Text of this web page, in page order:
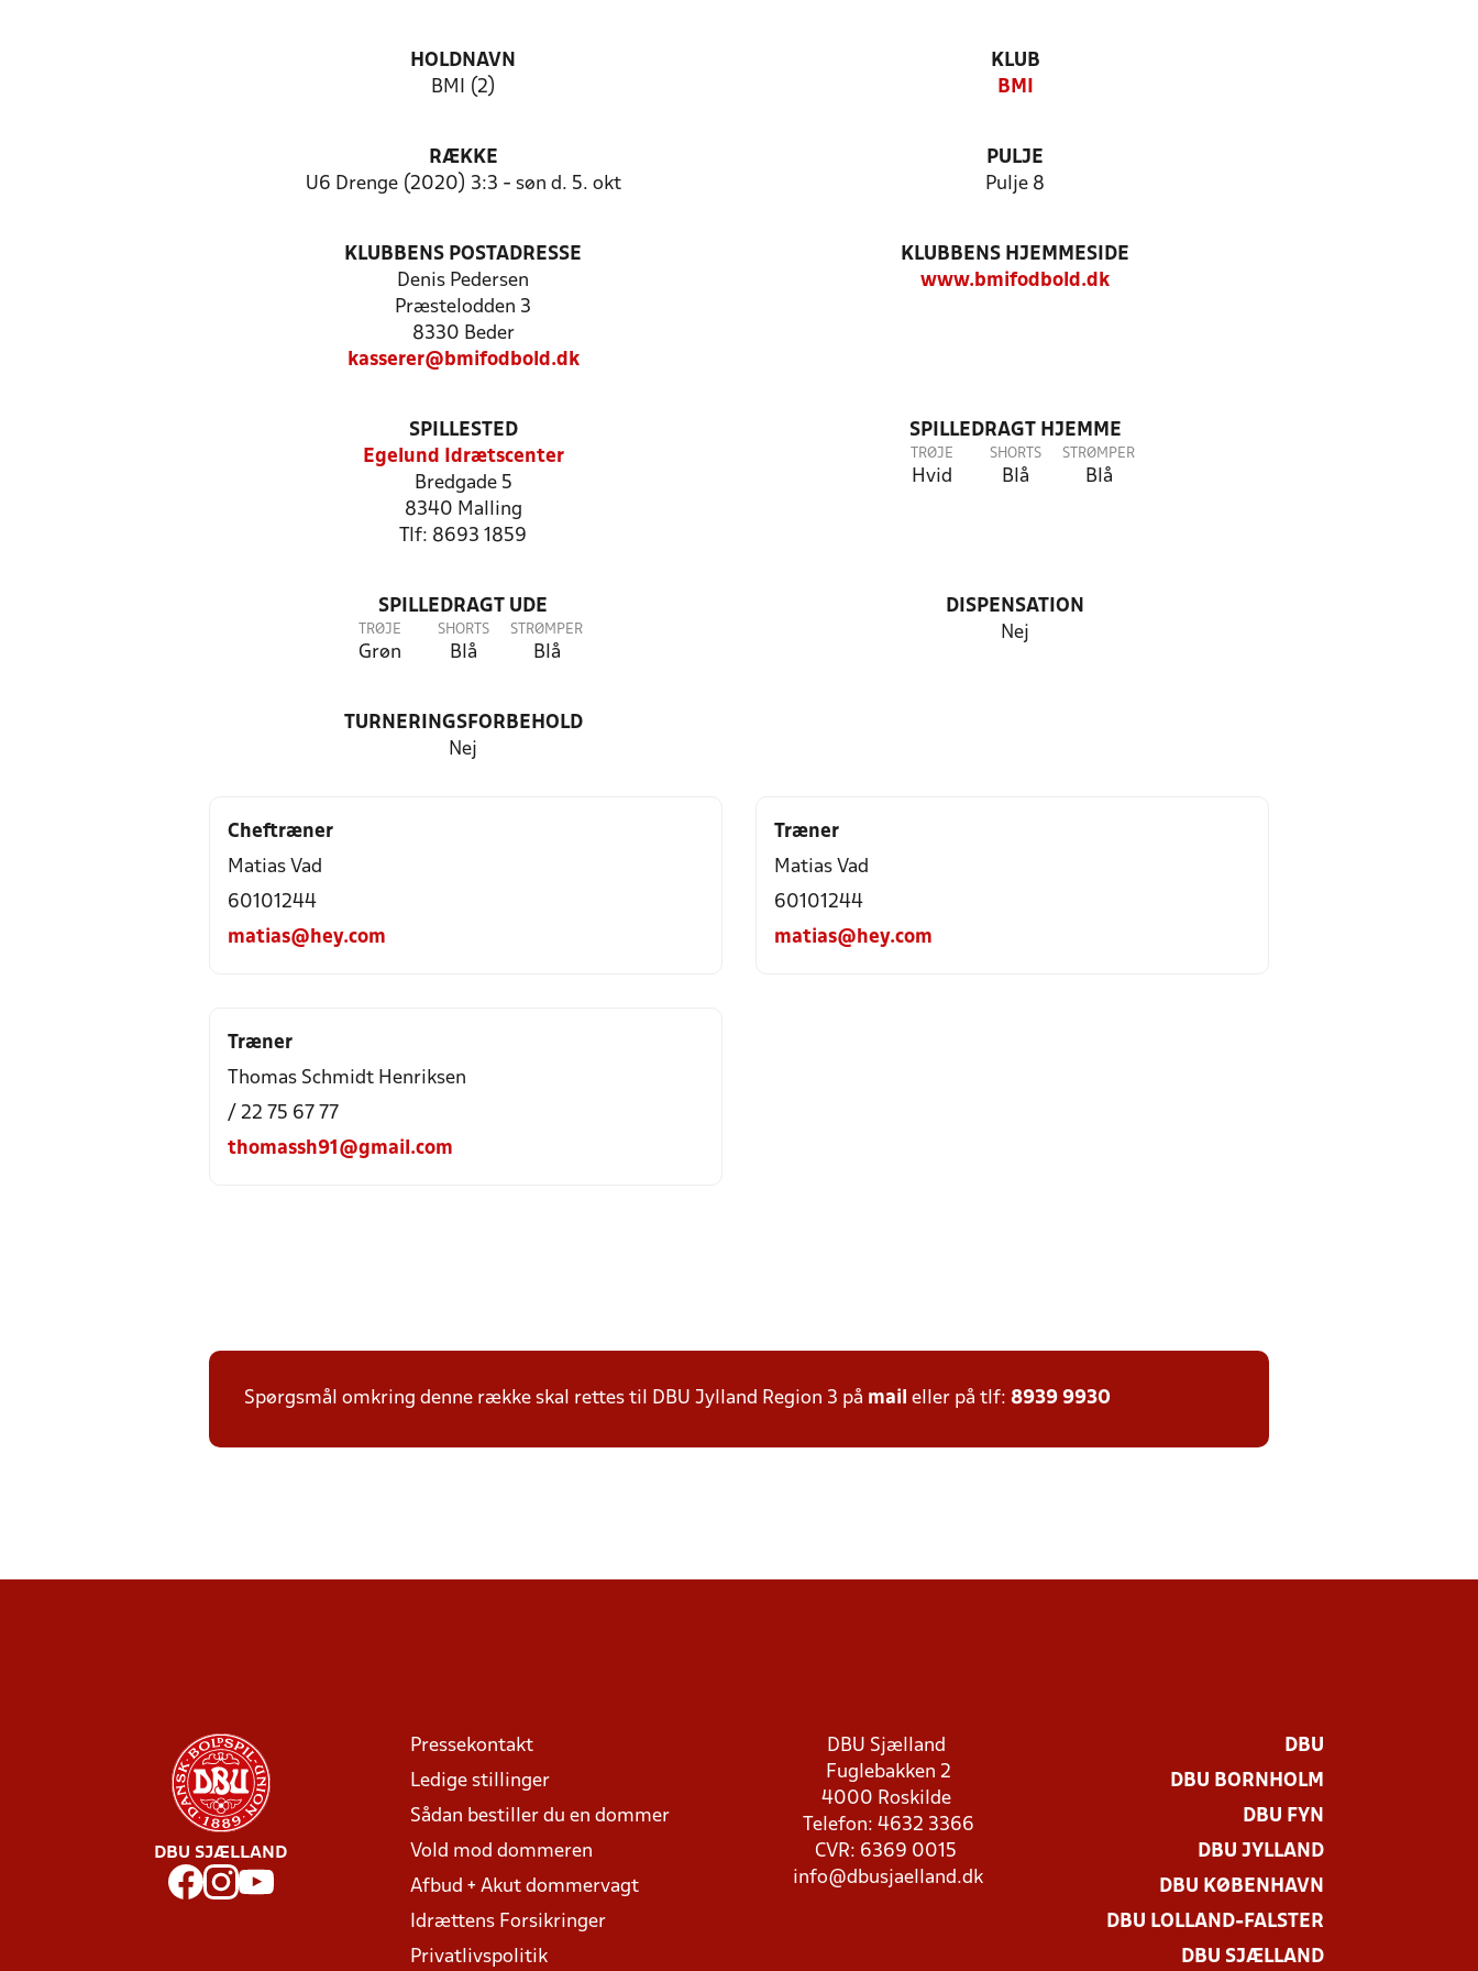
HOLDNAVN
BMI (2)
KLUB
BMI
RÆKKE
U6 Drenge (2020) 3:3 - søn d. 5. okt
PULJE
Pulje 8
KLUBBENS POSTADRESSE
Denis Pedersen
Præstelodden 3
8330 Beder
kasserer@bmifodbold.dk
KLUBBENS HJEMMESIDE
www.bmifodbold.dk
SPILLESTED
Egelund Idrætscenter
Bredgade 5
8340 Malling
Tlf: 8693 1859
SPILLEDRAGT HJEMME
TRØJE
Hvid
SHORTS
Blå
STRØMPER
Blå
SPILLEDRAGT UDE
TRØJE
Grøn
SHORTS
Blå
STRØMPER
Blå
DISPENSATION
Nej
TURNERINGSFORBEHOLD
Nej
Cheftræner
Matias Vad
60101244
matias@hey.com
Træner
Matias Vad
60101244
matias@hey.com
Træner
Thomas Schmidt Henriksen
/ 22 75 67 77
thomassh91@gmail.com
Spørgsmål omkring denne række skal rettes til DBU Jylland Region 3 på mail eller på tlf: 8939 9930
DBU SJÆLLAND
Pressekontakt
Ledige stillinger
Sådan bestiller du en dommer
Vold mod dommeren
Afbud + Akut dommervagt
Idrættens Forsikringer
Privatlivspolitik
DBU Sjælland
Fuglebakken 2
4000 Roskilde
Telefon: 4632 3366
CVR: 6369 0015
info@dbusjaelland.dk
DBU
DBU BORNHOLM
DBU FYN
DBU JYLLAND
DBU KØBENHAVN
DBU LOLLAND-FALSTER
DBU SJÆLLAND